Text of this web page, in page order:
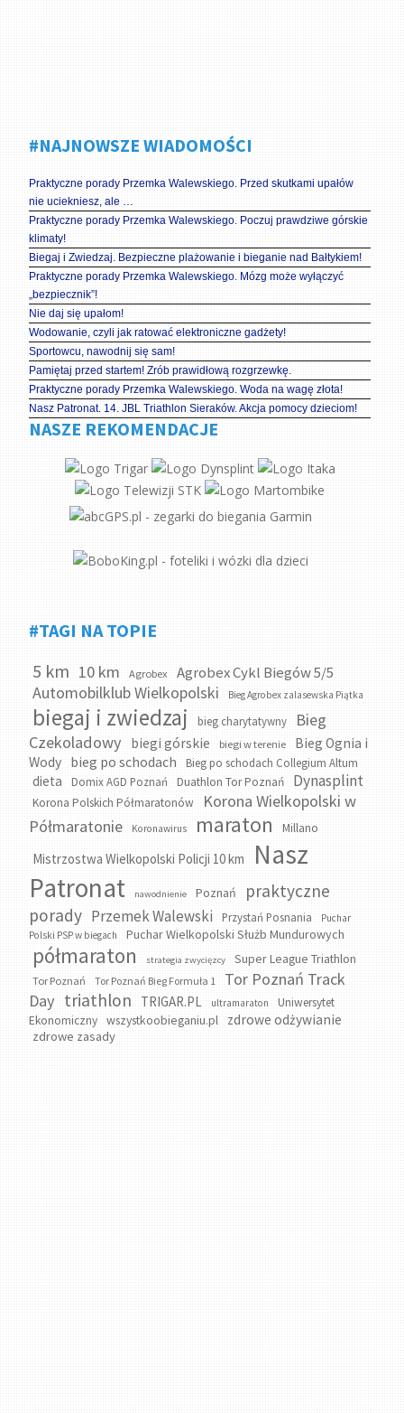
#NAJNOWSZE WIADOMOŚCI
Praktyczne porady Przemka Walewskiego. Przed skutkami upałów
nie uciekniesz, ale …
Praktyczne porady Przemka Walewskiego. Poczuj prawdziwe górskie
klimaty!
Biegaj i Zwiedzaj. Bezpieczne plażowanie i bieganie nad Bałtykiem!
Praktyczne porady Przemka Walewskiego. Mózg może wyłączyć
„bezpiecznik”!
Nie daj się upałom!
Wodowanie, czyli jak ratować elektroniczne gadżety!
Sportowcu, nawodnij się sam!
Pamiętaj przed startem! Zrób prawidłową rozgrzewkę.
Praktyczne porady Przemka Walewskiego. Woda na wagę złota!
Nasz Patronat. 14. JBL Triathlon Sieraków. Akcja pomocy dzieciom!
NASZE REKOMENDACJE
#TAGI NA TOPIE
5 km 10 km Agrobex Agrobex Cykl Biegów 5/5
Automobilklub Wielkopolski Bieg Agrobex zalasewska Piątka
biegaj i zwiedzaj bieg charytatywny
Bieg
Czekoladowy
biegi górskie biegi w terenie
Bieg Ognia i
Wody bieg po schodach Bieg po schodach Collegium Altum
dieta Domix AGD Poznań Duathlon Tor Poznań Dynasplint
Korona Polskich Półmaratonów
Korona Wielkopolski w
Półmaratonie
Koronawirus maraton Millano
Mistrzostwa Wielkopolski Policji 10 km
Nasz
Patronat
nawodnienie Poznań
praktyczne
porady Przemek Walewski Przystań Posnania
Puchar
Polski PSP w biegach
Puchar Wielkopolski Służb Mundurowych
półmaraton strategia zwycięzcy Super League Triathlon
Tor Poznań Tor Poznań Bieg Formuła 1
Tor Poznań Track
Day triathlon TRIGAR.PL ultramaraton
Uniwersytet
Ekonomiczny
wszystkoobieganiu.pl zdrowe odżywianie
zdrowe zasady